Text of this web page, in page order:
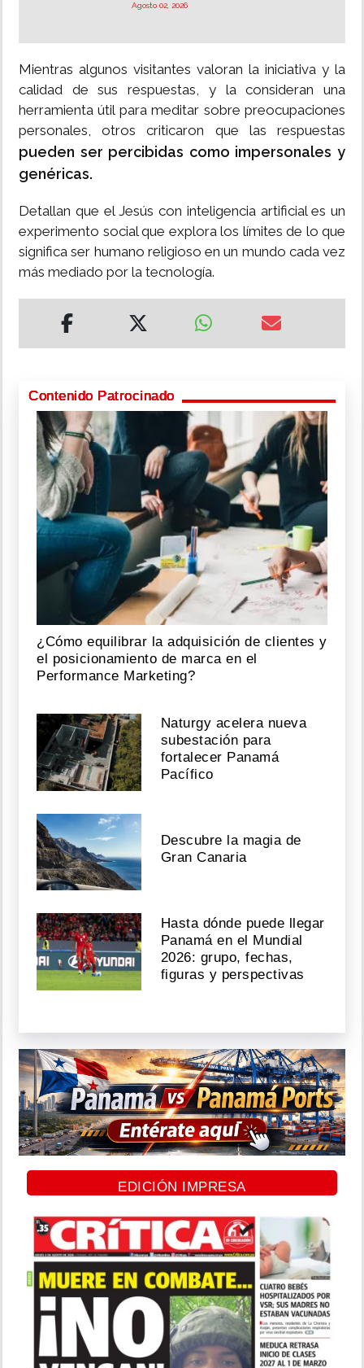
Agosto 02, 2026
Mientras algunos visitantes valoran la iniciativa y la
calidad de sus respuestas, y la consideran una
herramienta útil para meditar sobre preocupaciones
personales, otros criticaron que las respuestas
pueden ser percibidas como impersonales y
genéricas.
Detallan que el Jesús con inteligencia artificial es un
experimento social que explora los límites de lo que
significa ser humano religioso en un mundo cada vez
más mediado por la tecnología.
Contenido Patrocinado
¿Cómo equilibrar la adquisición de clientes y
el posicionamiento de marca en el
Performance Marketing?
Naturgy acelera nueva
subestación para
fortalecer Panamá
Pacífico
Descubre la magia de
Gran Canaria
Hasta dónde puede llegar
Panamá en el Mundial
2026: grupo, fechas,
figuras y perspectivas
EDICIÓN IMPRESA